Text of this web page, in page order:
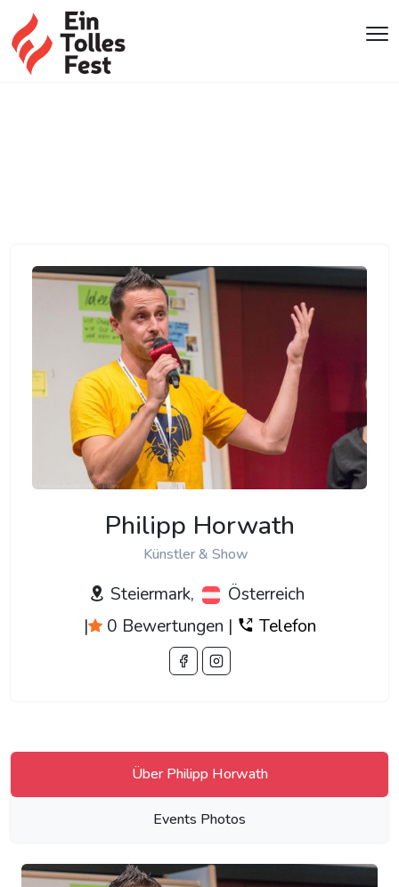
Philipp Horwath
Künstler & Show
Steiermark,
Österreich
|
0 Bewertungen | Telefon
Über Philipp Horwath
Events Photos